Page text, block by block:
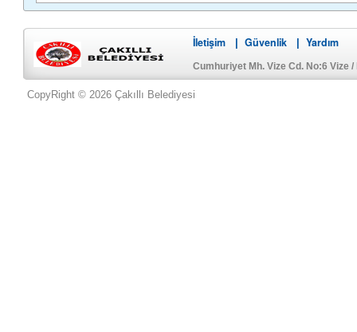
İletişim Güvenlik Yardım
Cumhuriyet Mh. Vize Cd. No:6 Vize
CopyRight © 2026 Çakıllı Belediyesi